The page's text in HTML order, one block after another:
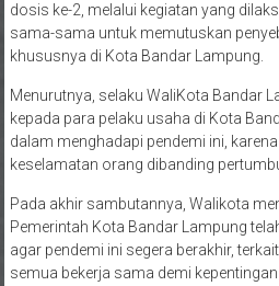
dosis ke-2, melalui kegiatan yang
sama-sama untuk memutuskan
khususnya di Kota Bandar Lampung.
Menurutnya, selaku WaliKota Bandar
kepada para pelaku usaha di Kota
dalam menghadapi pendemi ini,
keselamatan orang dibanding
Pada akhir sambutannya, Walikota
Pemerintah Kota Bandar Lampung
agar pendemi ini segera berakhir,
semua bekerja sama demi